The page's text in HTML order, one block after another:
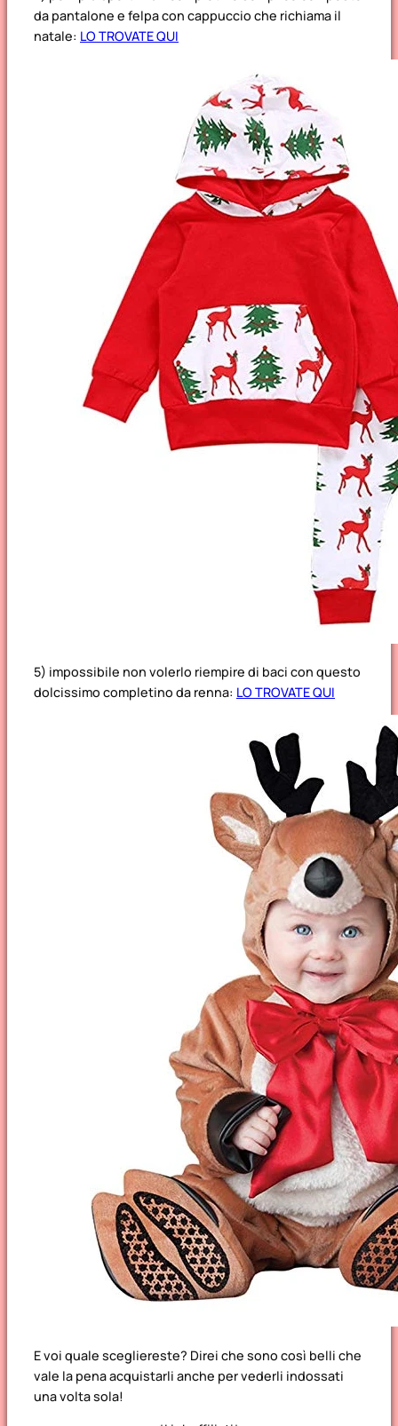
da pantalone e felpa con cappuccio che richiama il
natale: LO TROVATE QUI
5) impossibile non volerlo riempire di baci con questo
dolcissimo completino da renna: LO TROVATE QUI
E voi quale scegliereste? Direi che sono così belli che
vale la pena acquistarli anche per vederli indossati
una volta sola!